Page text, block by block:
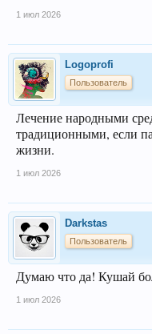
1 июл 2026
Logoprofi
Пользователь
Лечение народными
традиционными, если
жизни.
1 июл 2026
Darkstas
Пользователь
Думаю что да! Кушай
1 июл 2026